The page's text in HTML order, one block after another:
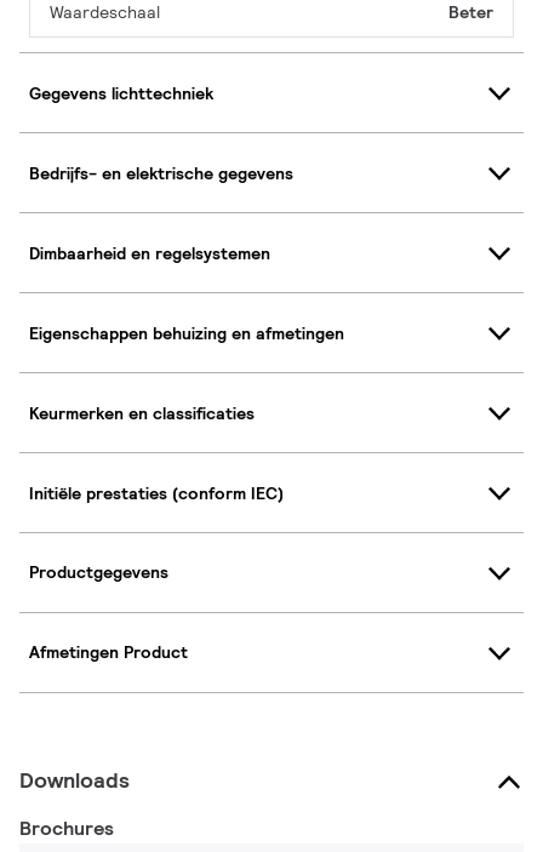
Waardeschaal Beter
Gegevens lichttechniek
Bedrijfs- en elektrische gegevens
Dimbaarheid en regelsystemen
Eigenschappen behuizing en afmetingen
Keurmerken en classificaties
Initiële prestaties (conform IEC)
Productgegevens
Afmetingen Product
Downloads
Brochures